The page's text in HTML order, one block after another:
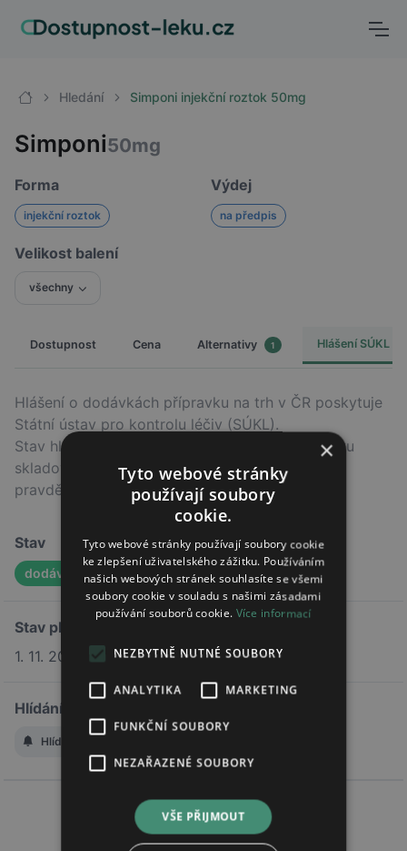
Hledání Simponi injekční roztok 50mg
Simponi50mg
Forma
injekční roztok
Výdej
na předpis
Velikost balení
všechny
Dostupnost Cena Alternativy 1 Hlášení SÚKL
Hlášení o dodávkách přípravku na trh v ČR poskytuje
Státní ústav pro kontrolu léčiv (SÚKL).
Stav hlášení nemusí odpovídat skutečnému stavu
skladových zásob v lékárnách, ale indikuje
pravděpodobný trend.
Stav
dodávka obnovena
Stav platí od
1. 11. 2023
Hlídání změny stavu
Hlídat změnu stavu
×
Tyto webové stránky
používají soubory
cookie.
Tyto webové stránky používají soubory cookie
ke zlepšení uživatelského zážitku. Používáním
našich webových stránek souhlasíte se všemi
soubory cookie v souladu s našimi zásadami
používání souborů cookie. Více informací
NEZBYTNĚ NUTNÉ SOUBORY
ANALYTIKA MARKETING
FUNKČNÍ SOUBORY
NEZAŘAZENÉ SOUBORY
VŠE PŘIJMOUT